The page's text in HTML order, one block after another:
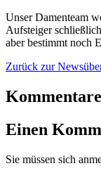
Unser Damenteam
Aufsteiger
aber bestimmt noch
Zurück zur
Kommentare
Einen
Sie müssen sich